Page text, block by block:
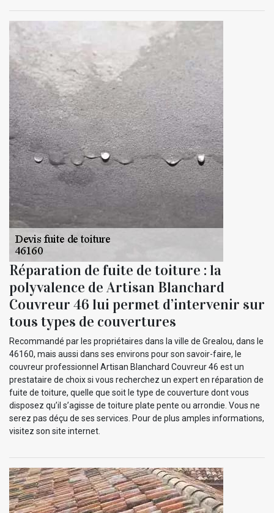
Réparation de fuite de toiture : la
polyvalence de Artisan Blanchard
Couvreur 46 lui permet d’intervenir sur
tous types de couvertures
Recommandé par les propriétaires dans la ville de Grealou, dans le
46160, mais aussi dans ses environs pour son savoir-faire, le
couvreur professionnel Artisan Blanchard Couvreur 46 est un
prestataire de choix si vous recherchez un expert en réparation de
fuite de toiture, quelle que soit le type de couverture dont vous
disposez qu’il s’agisse de toiture plate pente ou arrondie. Vous ne
serez pas déçu de ses services. Pour de plus amples informations,
visitez son site internet.